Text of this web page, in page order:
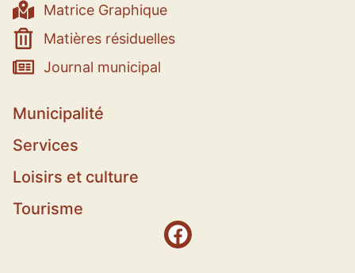
Matrice Graphique
Matières résiduelles
Journal municipal
Municipalité
Services
Loisirs et culture
Tourisme